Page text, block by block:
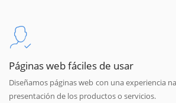
Páginas web fáciles de usar
Diseñamos páginas web con una experiencia
presentación de los productos o servicios.